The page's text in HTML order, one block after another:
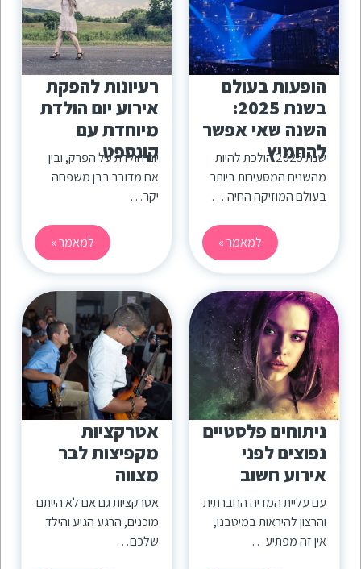
הופעות בעולם
בשנת 2025:
השנה שאי אפשר
להחמיץשנת 2025 הולכת להיות
מהשנים המסעירות ביותר
בעולם המוזיקה החיה.…
למאמר »
רעיונות להפקת
אירוע יום הולדת
מיוחדת עם
קונספט
יום הולדת על הפרק, ובין
אם מדובר בבן משפחה
יקר…
למאמר »
ניתוחים פלסטיים
נפוצים לפני
אירוע חשוב
עם עליית המדיה החברתית
והרצון להיראות במיטבנו,
אין זה מפתיע…
אטרקציות
מקפיצות לבר
מצווה
אטרקציות גם אם לא הייתם
מוכנים, הרגע הגיע והילד
שלכם…